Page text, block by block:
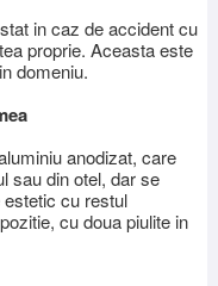
in caz de accident cu
proprie. Aceasta este
domeniu.
anodizat, care
sau din otel, dar se
cu restul
cu doua piulite in